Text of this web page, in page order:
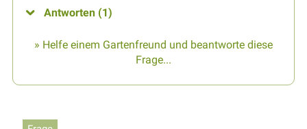
Antworten (1)
» Helfe einem Gartenfreund und beantworte diese
Frage...